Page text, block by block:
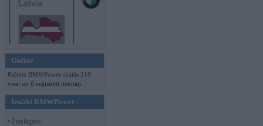
Online
Pašreiz BMWPower skatās 218
viesi un 6 reģistrēti lietotāji.
Ienākt BMWPower
• Pieslēgties